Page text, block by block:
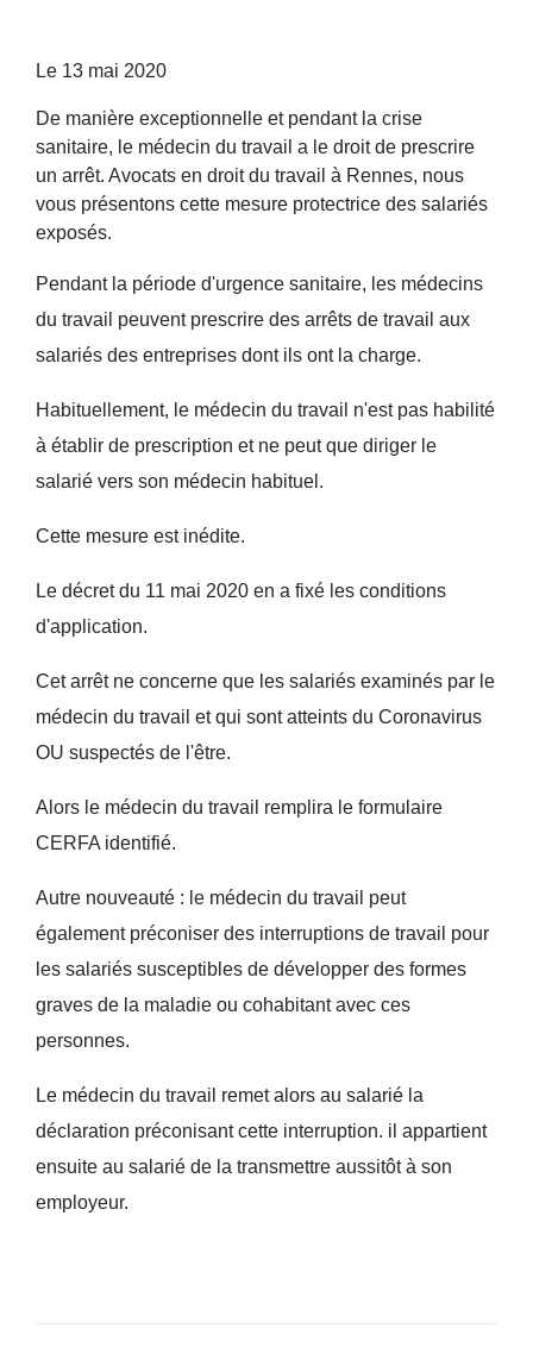
Le 13 mai 2020
De manière exceptionnelle et pendant la crise
sanitaire, le médecin du travail a le droit de prescrire
un arrêt. Avocats en droit du travail à Rennes, nous
vous présentons cette mesure protectrice des salariés
exposés.
Pendant la période d'urgence sanitaire, les médecins
du travail peuvent prescrire des arrêts de travail aux
salariés des entreprises dont ils ont la charge.
Habituellement, le médecin du travail n'est pas habilité
à établir de prescription et ne peut que diriger le
salarié vers son médecin habituel.
Cette mesure est inédite.
Le décret du 11 mai 2020 en a fixé les conditions
d'application.
Cet arrêt ne concerne que les salariés examinés par le
médecin du travail et qui sont atteints du Coronavirus
OU suspectés de l'être.
Alors le médecin du travail remplira le formulaire
CERFA identifié.
Autre nouveauté : le médecin du travail peut
également préconiser des interruptions de travail pour
les salariés susceptibles de développer des formes
graves de la maladie ou cohabitant avec ces
personnes.
Le médecin du travail remet alors au salarié la
déclaration préconisant cette interruption. il appartient
ensuite au salarié de la transmettre aussitôt à son
employeur.